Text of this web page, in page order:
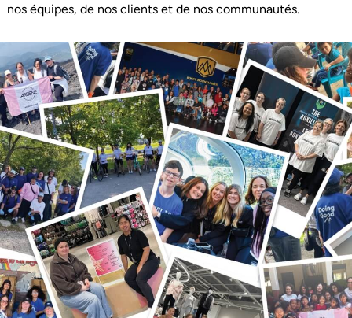
nos équipes, de nos clients et de nos communautés.